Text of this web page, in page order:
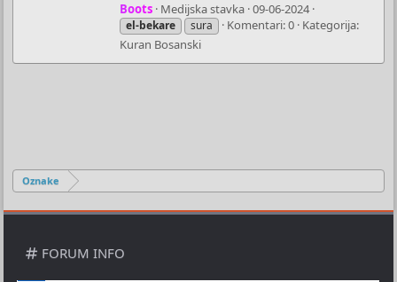
Boots Medijska stavka 09-06-2024
el-bekare sura Komentari: 0 Kategorija:
Kuran Bosanski
Oznake
FORUM INFO